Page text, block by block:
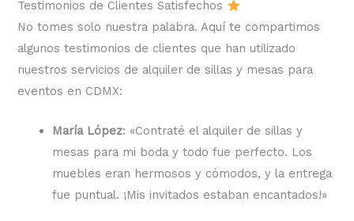
Testimonios de Clientes Satisfechos
No tomes solo nuestra palabra. Aquí te compartimos
algunos testimonios de clientes que han utilizado
nuestros servicios de alquiler de sillas y mesas para
eventos en CDMX:
María López: «Contraté el alquiler de sillas y
mesas para mi boda y todo fue perfecto. Los
muebles eran hermosos y cómodos, y la entrega
fue puntual. ¡Mis invitados estaban encantados!»